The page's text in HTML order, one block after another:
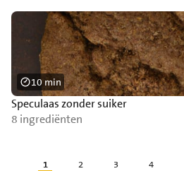
Speculaas zonder suiker
8 ingrediënten
10 min
1 2 3 4